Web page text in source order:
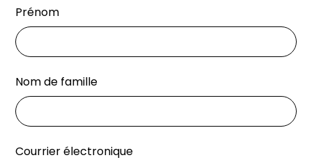
Prénom
Nom de famille
Courrier électronique